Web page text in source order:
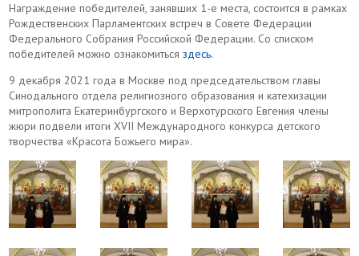
Награждение победителей, занявших 1-е места, состоится в рамках
Рождественских Парламентских встреч в Совете Федерации
Федерального Собрания Российской Федерации. Со списком
победителей можно ознакомитьсяздесь.
9 декабря 2021 года в Москве под председательством главы
Синодального отдела религиозного образования и катехизации
митрополита Екатеринбургского и Верхотурского Евгения члены
жюри подвели итоги XVII Международного конкурса детского
творчества «Красота Божьего мира».